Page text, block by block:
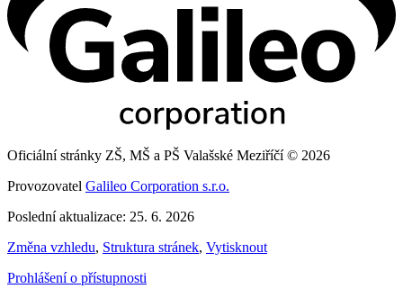
Oficiální stránky ZŠ, MŠ a PŠ Valašské Meziříčí © 2026
Provozovatel Galileo Corporation s.r.o.
Poslední aktualizace: 25. 6. 2026
Změna vzhledu, Struktura stránek, Vytisknout
Prohlášení o přístupnosti